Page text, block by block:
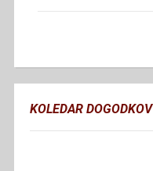
KOLEDAR DOGODKOV